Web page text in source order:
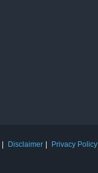
Disclaimer Privacy Policy